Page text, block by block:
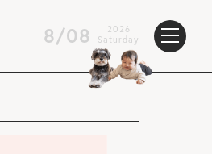
8/08
2026
Saturday